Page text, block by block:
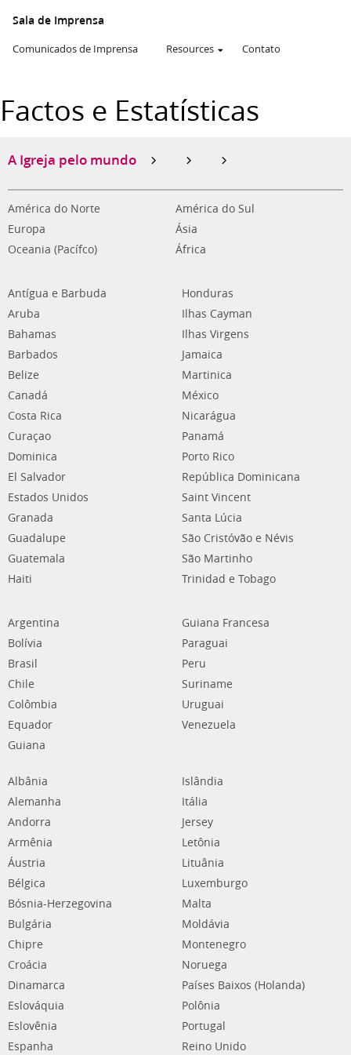
Sala de Imprensa
Comunicados de Imprensa Resources Contato
Factos e Estatísticas
A Igreja pelo mundo
América do Norte
América do Sul
Europa
Ásia
Oceania (Pacífco)
África
Antígua e Barbuda
Aruba
Bahamas
Barbados
Belize
Canadá
Costa Rica
Curaçao
Dominica
El Salvador
Estados Unidos
Granada
Guadalupe
Guatemala
Haiti
Honduras
Ilhas Cayman
Ilhas Virgens
Jamaica
Martinica
México
Nicarágua
Panamá
Porto Rico
República Dominicana
Saint Vincent
Santa Lúcia
São Cristóvão e Névis
São Martinho
Trinidad e Tobago
Argentina
Bolívia
Brasil
Chile
Colômbia
Equador
Guiana
Guiana Francesa
Paraguai
Peru
Suriname
Uruguai
Venezuela
Albânia
Alemanha
Andorra
Armênia
Áustria
Bélgica
Bósnia-Herzegovina
Bulgária
Chipre
Croácia
Dinamarca
Eslováquia
Eslovênia
Espanha
Islândia
Itália
Jersey
Letônia
Lituânia
Luxemburgo
Malta
Moldávia
Montenegro
Noruega
Países Baixos (Holanda)
Polônia
Portugal
Reino Unido